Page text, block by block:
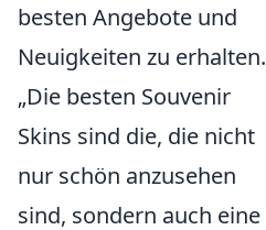
besten Angebote und
Neuigkeiten zu erhalten.
„Die besten Souvenir
Skins sind die, die nicht
nur schön anzusehen
sind, sondern auch eine